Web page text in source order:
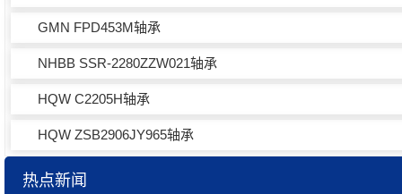
GMN FPD453M轴承
NHBB SSR-2280ZZW021轴承
HQW C2205H轴承
HQW ZSB2906JY965轴承
热点新闻